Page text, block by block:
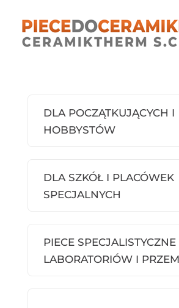
DLA POCZĄTKUJĄCYCH I
HOBBYSTÓW
DLA SZKÓŁ I PLACÓWEK
SPECJALNYCH
PIECE
LABORATORIÓW I